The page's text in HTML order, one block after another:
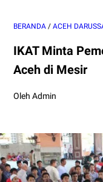
BERANDA / ACEH
IKAT Minta
Aceh di Mesir
Oleh Admin